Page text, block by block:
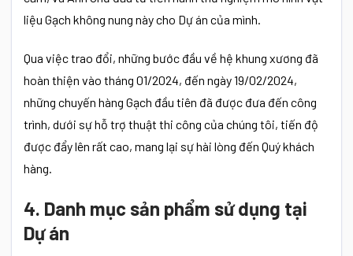
liệu Gạch không nung này cho Dự án của mình.
Qua việc trao đổi, những bước đầu về hệ khung xương đã
hoàn thiện vào tháng 01/2024, đến ngày 19/02/2024,
những chuyến hàng Gạch đầu tiên đã được đưa đến công
trình, dưới sự hỗ trợ thuật thi công của chúng tôi, tiến độ
được đẩy lên rất cao, mang lại sự hài lòng đến Quý khách
hàng.
4. Danh mục sản phẩm sử dụng tại
Dự án